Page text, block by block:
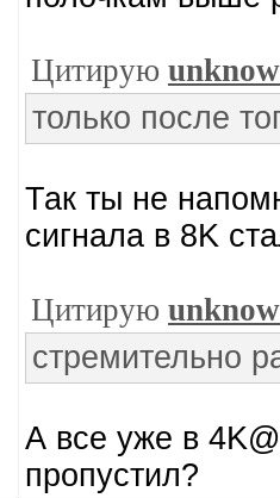
Цитирую
только после
Так ты не
сигнала в 8K
Цитирую
стремительно
А все уже в
пропустил?